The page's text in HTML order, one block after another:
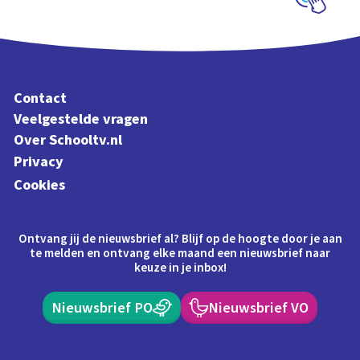
Contact
Veelgestelde vragen
Over Schooltv.nl
Privacy
Cookies
Ontvang jij de nieuwsbrief al? Blijf op de hoogte door je aan
te melden en ontvang elke maand een nieuwsbrief naar
keuze in je inbox!
Nieuwsbrief PO Nieuwsbrief VO